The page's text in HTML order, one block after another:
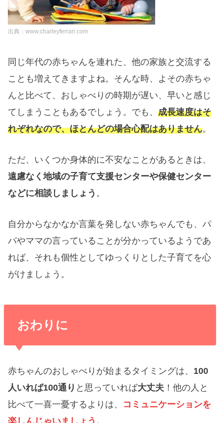
出典：www.charleyferrari.com
同じ年代の赤ちゃんを連れた、他の家族と交流する
ことも増えてきますよね。そんな時、よその赤ちゃ
んと比べて、 おしゃべりの時期が遅い、早いと感じ
てしまう こともあるでしょう。でも、成長速度はそ
れぞれなので、ほとんどの場合心配はありません。
ただ、いくつか身体的に不安なことがあるときは、
遠慮なく地域の子育て支援センターや保健センター
などに相談しましょう 。
自分からなかなか言葉を発しない赤ちゃんでも、パ
パやママの言っていることが分かっているようであ
れば、それも個性としてゆっくりとした子育てを心
がけましょう。
おわりに
赤ちゃんのおしゃべりが始まるタイミングは、 100
人いれば100通り と思っていれば大丈夫 ！他の人と
比べて一喜一憂するよりは、 コミュニケーションを